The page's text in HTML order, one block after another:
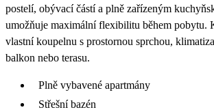
postelí, obývací částí a plně zařízeným
umožňuje maximální flexibilitu během pobytu.
vlastní koupelnu s prostornou sprchou,
balkon nebo terasu.
Plně vybavené apartmány
Střešní bazén